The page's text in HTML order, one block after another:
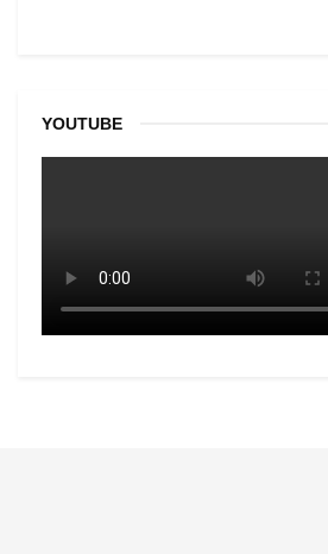
YOUTUBE